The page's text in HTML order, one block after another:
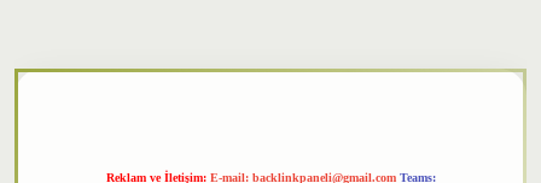
Reklam ve İletişim: E-mail: backlinkpaneli@gmail.com Teams: